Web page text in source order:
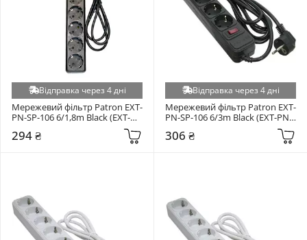
Відправка через 4 дні
Мережевий фільтр Patron EXT-
PN-SP-106 6/1,8m Black (EXT-
294 ₴
Відправка через 4 дні
Мережевий фільтр Patron EXT-
PN-SP-106 6/3m Black (EXT-PN-
306 ₴